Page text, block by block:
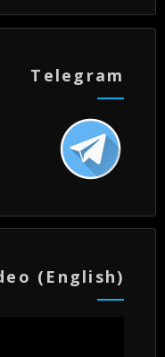
Telegram
(English)